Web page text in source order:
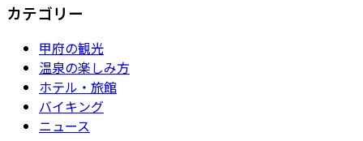
カテゴリー
甲府の観光
温泉の楽しみ方
ホテル・旅館
バイキング
ニュース